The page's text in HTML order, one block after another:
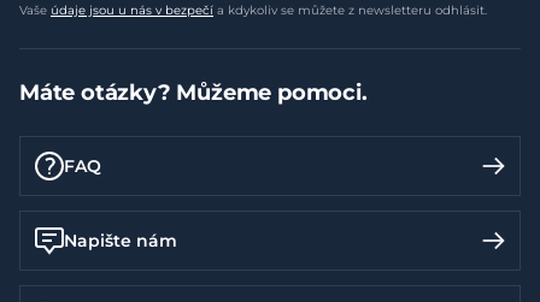
Vaše údaje jsou u nás v bezpečí a kdykoliv se můžete z newsletteru odhlásit.
Máte otázky? Můžeme pomoci.
FAQ
Napište nám